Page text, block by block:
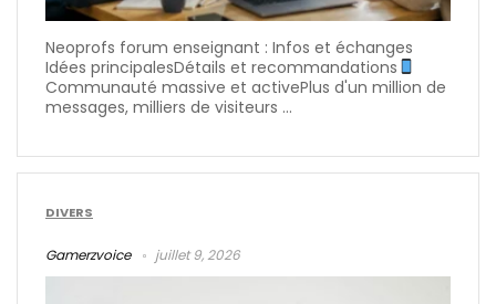
Neoprofs forum enseignant : Infos et échanges
Idées principalesDétails et recommandations
Communauté massive et activePlus d'un million de
messages, milliers de visiteurs ...
DIVERS
Gamerzvoice juillet 9, 2026